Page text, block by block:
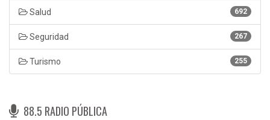
692
Salud
267
Seguridad
255
Turismo
88.5 RADIO PÚBLICA